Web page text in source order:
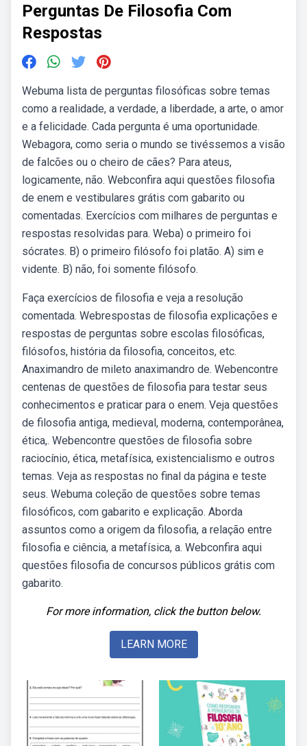
Perguntas De Filosofia Com
Respostas
Webuma lista de perguntas filosóficas sobre temas
como a realidade, a verdade, a liberdade, a arte, o amor
e a felicidade. Cada pergunta é uma oportunidade.
Webagora, como seria o mundo se tivéssemos a visão
de falcões ou o cheiro de cães? Para ateus,
logicamente, não. Webconfira aqui questões filosofia
de enem e vestibulares grátis com gabarito ou
comentadas. Exercícios com milhares de perguntas e
respostas resolvidas para. Weba) o primeiro foi
sócrates. B) o primeiro filósofo foi platão. A) sim e
vidente. B) não, foi somente filósofo.
Faça exercícios de filosofia e veja a resolução
comentada. Webrespostas de filosofia explicações e
respostas de perguntas sobre escolas filosóficas,
filósofos, história da filosofia, conceitos, etc.
Anaximandro de mileto anaximandro de. Webencontre
centenas de questões de filosofia para testar seus
conhecimentos e praticar para o enem. Veja questões
de filosofia antiga, medieval, moderna, contemporânea,
ética,. Webencontre questões de filosofia sobre
raciocínio, ética, metafísica, existencialismo e outros
temas. Veja as respostas no final da página e teste
seus. Webuma coleção de questões sobre temas
filosóficos, com gabarito e explicação. Aborda
assuntos como a origem da filosofia, a relação entre
filosofia e ciência, a metafísica, a. Webconfira aqui
questões filosofia de concursos públicos grátis com
gabarito.
For more information, click the button below.
LEARN MORE